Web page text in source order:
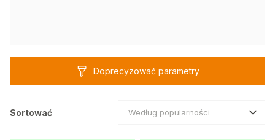
Doprecyzować parametry
Sortować Według popularności